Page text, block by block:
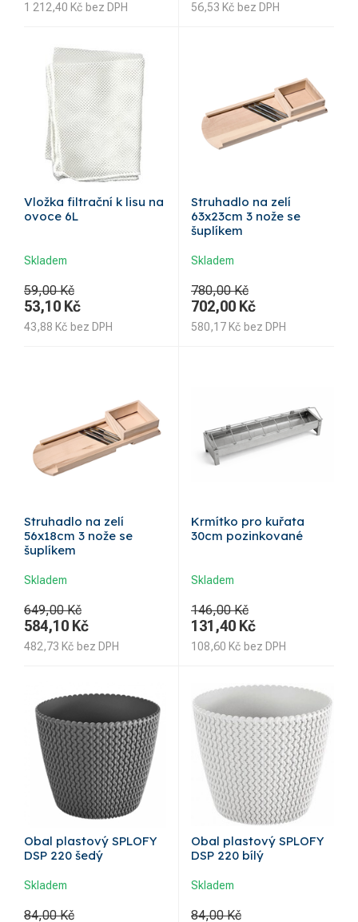
1 212,40 Kč bez DPH 56,53 Kč bez DPH
Vložka filtrační k lisu na
ovoce 6L
Skladem
59,00 Kč
53,10 Kč
43,88 Kč bez DPH
Struhadlo na zelí
63x23cm 3 nože se
šuplíkem
Skladem
780,00 Kč
702,00 Kč
580,17 Kč bez DPH
Struhadlo na zelí
56x18cm 3 nože se
šuplíkem
Skladem
649,00 Kč
584,10 Kč
482,73 Kč bez DPH
Krmítko pro kuřata
30cm pozinkované
Skladem
146,00 Kč
131,40 Kč
108,60 Kč bez DPH
Obal plastový SPLOFY
DSP 220 šedý
Skladem
84,00 Kč
Obal plastový SPLOFY
DSP 220 bílý
Skladem
84,00 Kč